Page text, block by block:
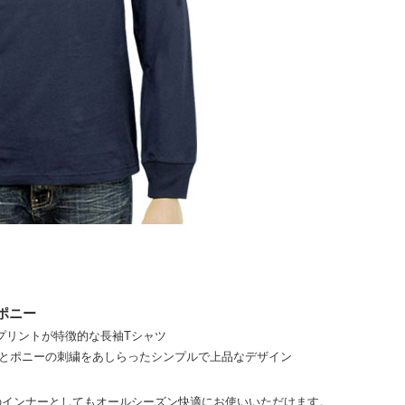
ニー
ントが特徴的な長袖Tシャツ
ポニーの刺繍をあしらったシンプルで上品なデザイン
ナーとしてもオールシーズン快適にお使いいただけます。